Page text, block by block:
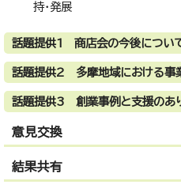
持・発展
話題提供1 商店会の今後につい
話題提供2 多摩地域における事
話題提供3 創業事例と支援のあ
意見交換
結果共有